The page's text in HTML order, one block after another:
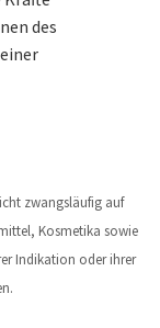
des
zwangsläufig auf
Kosmetika sowie
Indikation oder ihrer